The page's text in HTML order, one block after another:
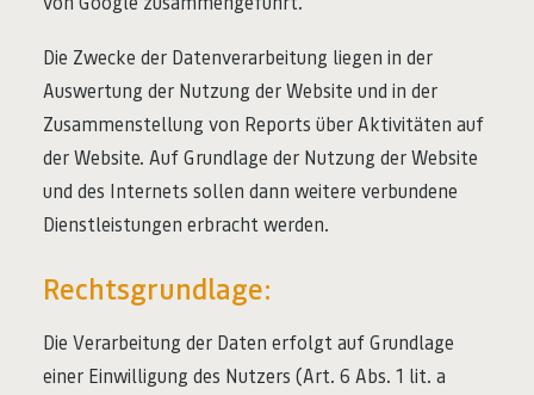
Die Zwecke der Datenverarbeitung liegen in der
Auswertung der Nutzung der Website und in der
Zusammenstellung von Reports über Aktivitäten auf
der Website. Auf Grundlage der Nutzung der Website
und des Internets sollen dann weitere verbundene
Dienstleistungen erbracht werden.
Rechtsgrundlage:
Die Verarbeitung der Daten erfolgt auf Grundlage
einer Einwilligung des Nutzers (Art. 6 Abs. 1 lit. a